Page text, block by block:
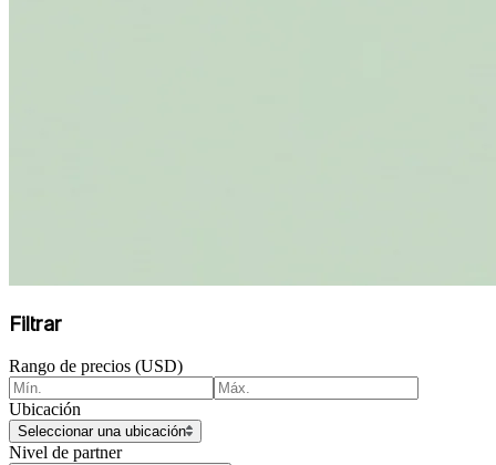
Filtrar
Rango de precios (USD)
Ubicación
Seleccionar una ubicación
Nivel de partner